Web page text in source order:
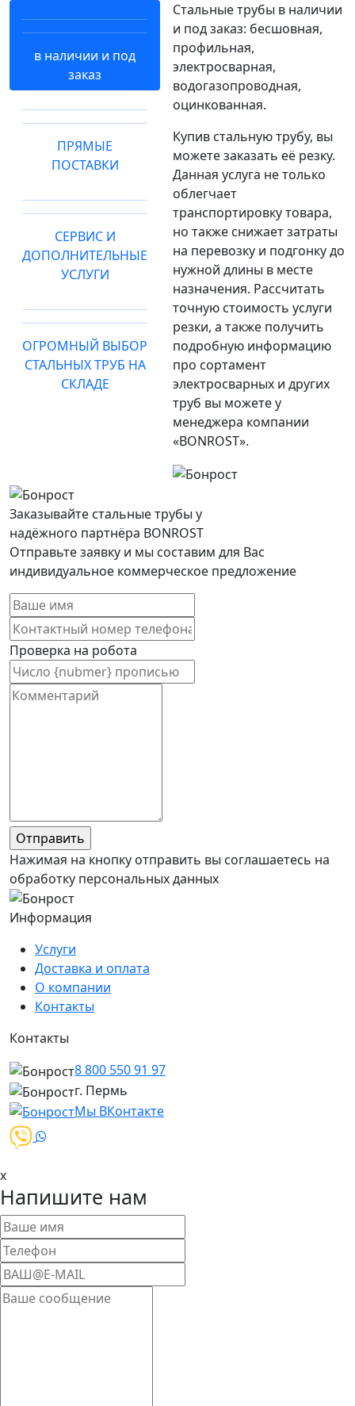
в наличии и под
заказ
ПРЯМЫЕ
ПОСТАВКИ
СЕРВИС И
ДОПОЛНИТЕЛЬНЫЕ
УСЛУГИ
ОГРОМНЫЙ ВЫБОР
СТАЛЬНЫХ ТРУБ НА
СКЛАДЕ
Стальные трубы в наличии
и под заказ: бесшовная,
профильная,
электросварная,
водогазопроводная,
оцинкованная.
Купив стальную трубу, вы
можете заказать её резку.
Данная услуга не только
облегчает
транспортировку товара,
но также снижает затраты
на перевозку и подгонку до
нужной длины в месте
назначения. Рассчитать
точную стоимость услуги
резки, а также получить
подробную информацию
про сортамент
электросварных и других
труб вы можете у
менеджера компании
«BONROST».
Заказывайте стальные трубы у
надёжного партнёра BONROST
Отправьте заявку и мы составим для Вас
индивидуальное коммерческое предложение
Проверка на робота
Нажимая на кнопку отправить вы соглашаетесь на
обработку персональных данных
Информация
Услуги
Доставка и оплата
О компании
Контакты
Контакты
8 800 550 91 97
г. Пермь
Мы ВКонтакте
x
Напишите нам